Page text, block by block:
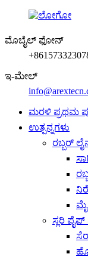
ಮೊಬೈಲ್ ಫೋನ್
ಇ-ಮೇಲ್
ಮರಳಿ ಪ್ರಥಮ
ಉತ್ಪನ್ನಗಳು
ರಬ್ಬರ್
ಸ್ಲರಿ